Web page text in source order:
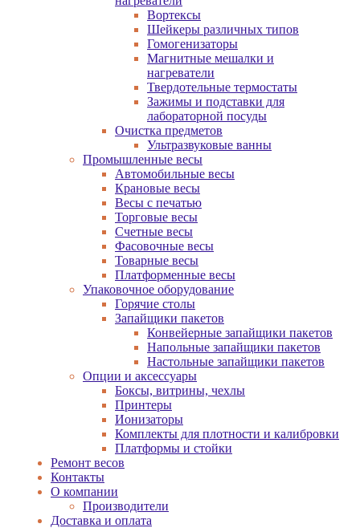
Вортексы
Шейкеры различных типов
Гомогенизаторы
Магнитные мешалки и
нагреватели
Твердотельные термостаты
Зажимы и подставки для
лабораторной посуды
Очистка предметов
Ультразвуковые ванны
Промышленные весы
Автомобильные весы
Крановые весы
Весы с печатью
Торговые весы
Счетные весы
Фасовочные весы
Товарные весы
Платформенные весы
Упаковочное оборудование
Горячие столы
Запайщики пакетов
Конвейерные запайщики пакетов
Напольные запайщики пакетов
Настольные запайщики пакетов
Опции и аксессуары
Боксы, витрины, чехлы
Принтеры
Ионизаторы
Комплекты для плотности и калибровки
Платформы и стойки
Ремонт весов
Контакты
О компании
Производители
Доставка и оплата